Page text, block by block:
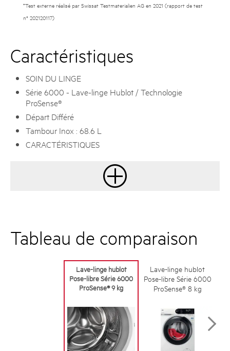
*Test externe réalisé par Swissat Testmaterialien AG en 2021 (rapport de test
n° 202120117)
Caractéristiques
SOIN DU LINGE
Série 6000 - Lave-linge Hublot / Technologie
ProSense®
Départ Différé
Tambour Inox : 68.6 L
CARACTÉRISTIQUES
Tableau de comparaison
Lave-linge hublot
Pose-libre Série 6000
ProSense® 9 kg
Lave-linge hublot
Pose-libre Série 6000
ProSense® 8 kg